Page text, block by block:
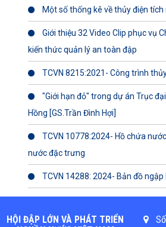
Một số thống kê về thủy điện
Giới thiệu 32 Video Clip phục vụ
kiến thức quản lý an toàn đập
TCVN 8215:2021- Công trình
"Giới hạn đỏ" trong dự án Trục
Hồng [GS.Trần Đình Hợi]
TCVN 10778:2024- Hồ chứa
nước đặc trưng
TCVN 14288: 2024- Bản đồ
HỘI ĐẬP LỚN VÀ PHÁT TRIỂN
Số